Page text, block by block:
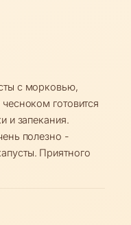
с морковью,
готовится
и запекания.
полезно -
Приятного